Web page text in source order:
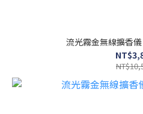
流光霧金無線擴香